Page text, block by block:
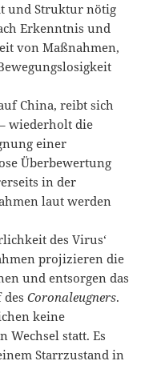
und Struktur nötig
Erkenntnis und
von Maßnahmen,
China, reibt sich
wiederholt die
einer
Überbewertung
in der
laut werden
des Virus‘
projizieren die
und entsorgen das
desCoronaleugners.
keine
statt. Es
Starrzustand in